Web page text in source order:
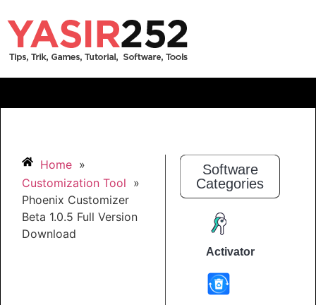
Home »
Customization Tool »
Phoenix Customizer
Beta 1.0.5 Full Version
Download
Software
Categories
Activator